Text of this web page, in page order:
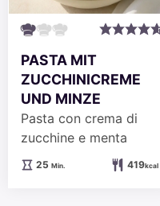
PASTA MIT
ZUCCHINICREME
UND MINZE
Pasta con crema di
zucchine e menta
25Minuten
Min. 419kcal